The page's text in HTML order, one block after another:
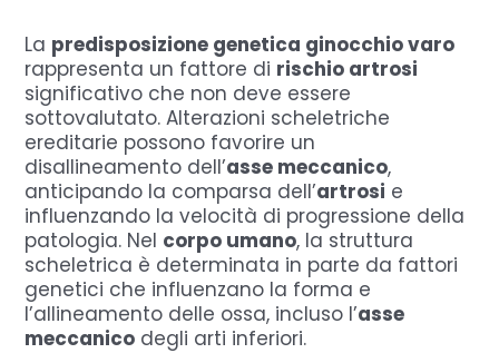
La predisposizione genetica ginocchio varo
rappresenta un fattore di rischio artrosi
significativo che non deve essere
sottovalutato. Alterazioni scheletriche
ereditarie possono favorire un
disallineamento dell’asse meccanico,
anticipando la comparsa dell’artrosi e
influenzando la velocità di progressione della
patologia. Nel corpo umano, la struttura
scheletrica è determinata in parte da fattori
genetici che influenzano la forma e
l’allineamento delle ossa, incluso l’asse
meccanico degli arti inferiori.